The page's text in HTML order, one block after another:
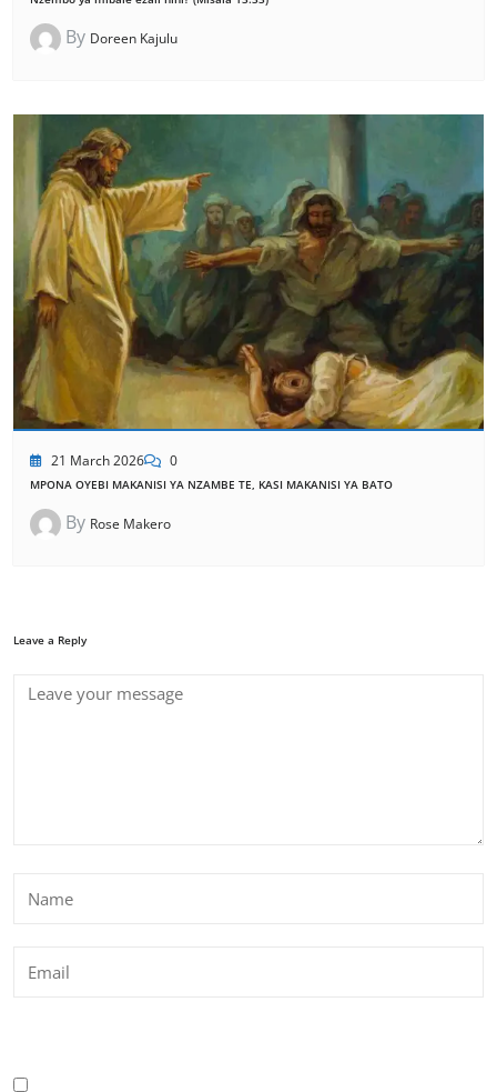
By Doreen Kajulu
21 March 2026 0
MPONA OYEBI MAKANISI YA NZAMBE TE, KASI MAKANISI YA BATO
By Rose Makero
Leave a Reply